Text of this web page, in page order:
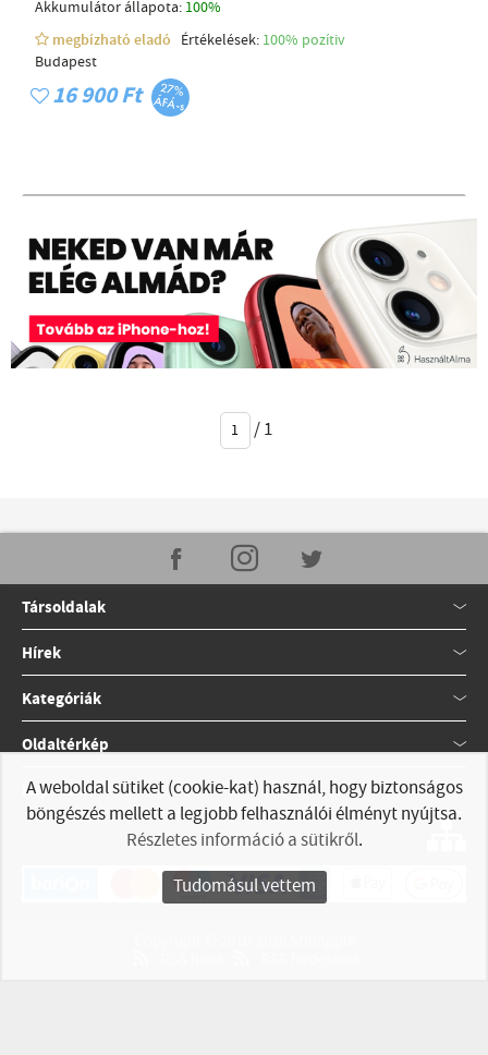
Akkumulátor állapota: 100%
megbízható eladó
Értékelések: 100% pozítiv
Budapest
16 900 Ft
/1
Társoldalak
Hírek
Kategóriák
Oldaltérkép
Kapcsolat
A weboldal sütiket (cookie-kat) használ, hogy biztonságos
böngészés mellett a legjobb felhasználói élményt nyújtsa.
Részletes információ a sütikről.
Tudomásul vettem